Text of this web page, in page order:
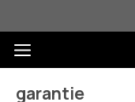
au
contenuMenu
garantie